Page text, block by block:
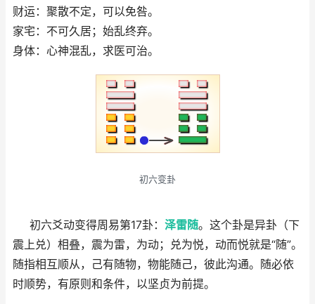
财运：聚散不定，可以免咎。
家宅：不可久居；始乱终弃。
身体：心神混乱，求医可治。
初六变卦
初六爻动变得周易第17卦： 泽雷随。这个卦是异卦（下
震上兑）相叠，震为雷，为动；兑为悦，动而悦就是“随”。
随指相互顺从，己有随物，物能随己，彼此沟通。随必依
时顺势，有原则和条件，以坚贞为前提。